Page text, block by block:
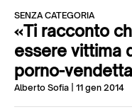
SENZA CATEGORIA
«Ti racconto
essere vittima
porno-
Alberto Sofia | 11 gen 2014